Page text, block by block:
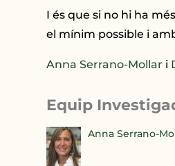
I és que si no hi ha
el mínim possible i
Anna Serrano-Mollar i
Equip
Anna Serrano-